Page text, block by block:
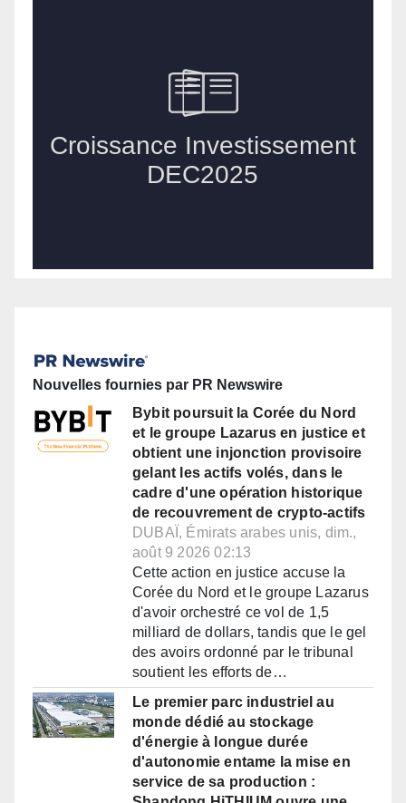
Nouvelles fournies par PR Newswire
Bybit poursuit la Corée du Nord
et le groupe Lazarus en justice et
obtient une injonction provisoire
gelant les actifs volés, dans le
cadre d'une opération historique
de recouvrement de crypto-actifs
DUBAÏ, Émirats arabes unis, dim.,
août 9 2026 02:13
Cette action en justice accuse la
Corée du Nord et le groupe Lazarus
d'avoir orchestré ce vol de 1,5
milliard de dollars, tandis que le gel
des avoirs ordonné par le tribunal
soutient les efforts de…
Le premier parc industriel au
monde dédié au stockage
d'énergie à longue durée
d'autonomie entame la mise en
service de sa production :